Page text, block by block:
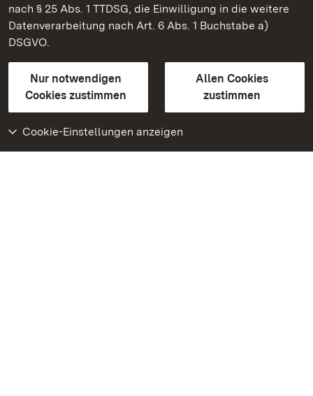
nach § 25 Abs. 1 TTDSG, die Einwilligung in die weitere
Datenverarbeitung nach Art. 6 Abs. 1 Buchstabe a)
DSGVO.
Nur notwendigen
Cookies zustimmen
Allen Cookies
zustimmen
Cookie-Einstellungen anzeigen
Staatliche Schlösser und Gärten Baden-Württemberg
Kontakt
GebärdenspracheLeichte Sprache
Erklärung zur Barrierefreiheit
BITV-konform (geprüfte Seiten)
Weiteres